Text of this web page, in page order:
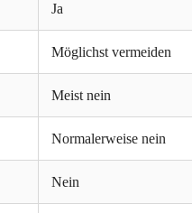
Ja
Möglichst vermeiden
Meist nein
Normalerweise nein
Nein